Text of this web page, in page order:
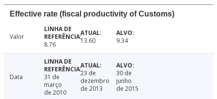
Effective rate (fiscal productivity of Customs)
Valor
8.76
13.60 9.34
Data
31 de
março
de 2010
23 de
dezembro
de 2013
30 de
junho
de 2015